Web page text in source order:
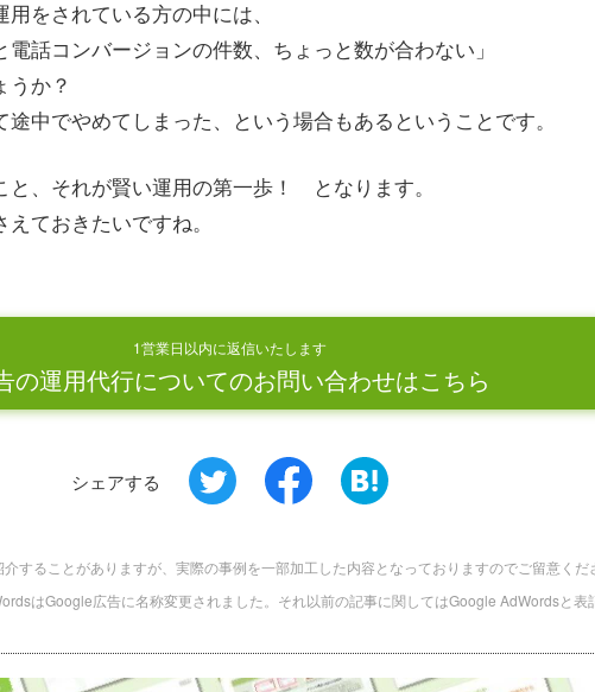
をされている方の中には、
電話コンバージョンの件数、ちょっと数が合わない」
うか？
中でやめてしまった、という場合もあるということです。
と、それが賢い運用の第一歩！ となります。
ておきたいですね。
1営業日以内に返信いたします
の運用代行についてのお問い合わせはこちら
シェアする
することがありますが、実際の事例を一部加工した内容となっておりますのでご留意くだ
はGoogle広告に名称変更されました。それ以前の記事に関してはGoogle AdWordsと表